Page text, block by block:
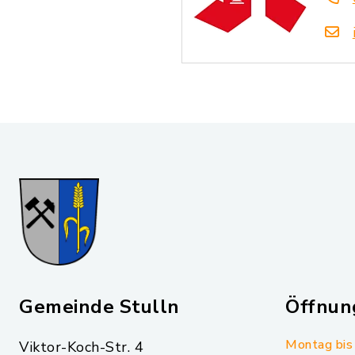
Gemeinde Stulln
Viktor-Koch-Str. 4 Montag